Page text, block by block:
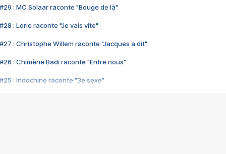
#29 : MC Solaar raconte "Bouge de là"
#28 : Lorie raconte "Je vais vite"
#27 : Christophe Willem raconte "Jacques a dit"
#26 : Chimène Badi raconte "Entre nous"
#25 : Indochine raconte "3e sexe"